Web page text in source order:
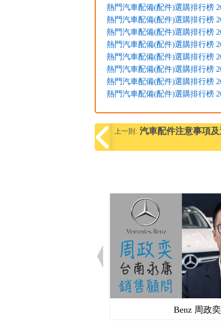
熱門汽車配備(配件)選購排行榜
熱門汽車配備(配件)選購排行榜
熱門汽車配備(配件)選購排行榜
熱門汽車配備(配件)選購排行榜
熱門汽車配備(配件)選購排行榜
熱門汽車配備(配件)選購排行榜
熱門汽車配備(配件)選購排行榜
熱門汽車配備(配件)選購排行榜
上一則: 汽車配件注意事項
Benz 周政奕